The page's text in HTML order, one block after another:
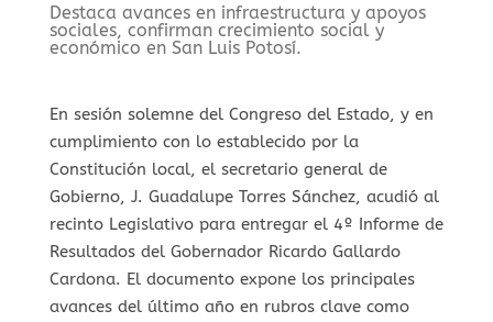
⁠Destaca avances en infraestructura y apoyos
sociales, confirman crecimiento social y
económico en San Luis Potosí.
En sesión solemne del Congreso del Estado, y en
cumplimiento con lo establecido por la
Constitución local, el secretario general de
Gobierno, J. Guadalupe Torres Sánchez, acudió al
recinto Legislativo para entregar el 4º Informe de
Resultados del Gobernador Ricardo Gallardo
Cardona. El documento expone los principales
avances del último año en rubros clave como